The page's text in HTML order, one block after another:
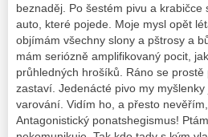
beznaděj. Po šestém pivu a
auto, které pojede. Moje mysl opět
objímám všechny slony a pštrosy a
mám seriózně amplifikovaný pocit,
průhledných hrošíků. Ráno se
zastaví. Jedenácté pivo my
varování. Vidím ho, a přesto
Antagonistický ponatshegismus!